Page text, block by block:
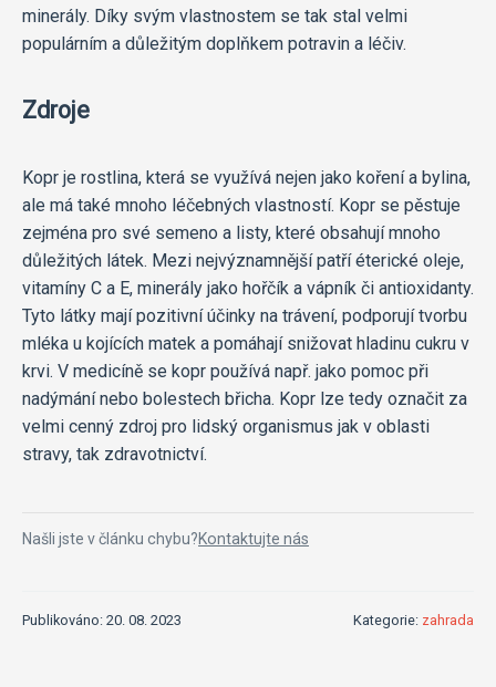
minerály. Díky svým vlastnostem se tak stal velmi
populárním a důležitým doplňkem potravin a léčiv.
Zdroje
Kopr je rostlina, která se využívá nejen jako koření a bylina,
ale má také mnoho léčebných vlastností. Kopr se pěstuje
zejména pro své semeno a listy, které obsahují mnoho
důležitých látek. Mezi nejvýznamnější patří éterické oleje,
vitamíny C a E, minerály jako hořčík a vápník či antioxidanty.
Tyto látky mají pozitivní účinky na trávení, podporují tvorbu
mléka u kojících matek a pomáhají snižovat hladinu cukru v
krvi. V medicíně se kopr používá např. jako pomoc při
nadýmání nebo bolestech břicha. Kopr lze tedy označit za
velmi cenný zdroj pro lidský organismus jak v oblasti
stravy, tak zdravotnictví.
Našli jste v článku chybu?Kontaktujte nás
Publikováno: 20. 08. 2023 Kategorie: zahrada